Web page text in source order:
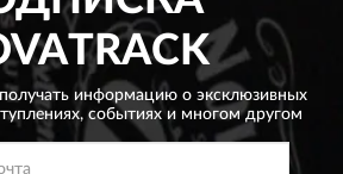
информацию о эксклюзивных
событиях и многом другом